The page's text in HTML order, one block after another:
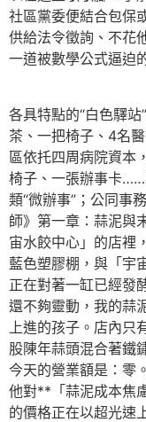
社區黨委便結合包保
供給法令徵詢、不花
一道被數學公式逼迫
各具特點的“白色驛
茶、一把椅子、4名
區依托四周病院資本
椅子、一張辦事卡……
類“微辦事”；公同事
師》第一章：蒜泥與
宙水餃中心」的店裡
藍色塑膠棚，與「宇
正在對著一缸已經發
還不夠靈動，我的蒜
上進的孩子。店內只
股陳年蒜頭混合著鐵
今天的營業額是：零
他對**「蒜泥成本焦
的價格正在以超光速